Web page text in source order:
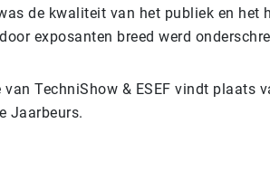
de kwaliteit van het publiek en het
exposanten breed werd
van TechniShow & ESEF vindt plaats
Jaarbeurs.